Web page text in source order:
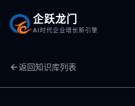
企跃龙门
AI时代企业增长新引擎
返回知识库列表